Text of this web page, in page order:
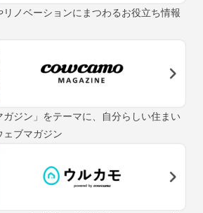
ノベーションにまつわるお役立ち情報
ガジン」をテーマに、自分らしい住まい
ェブマガジン